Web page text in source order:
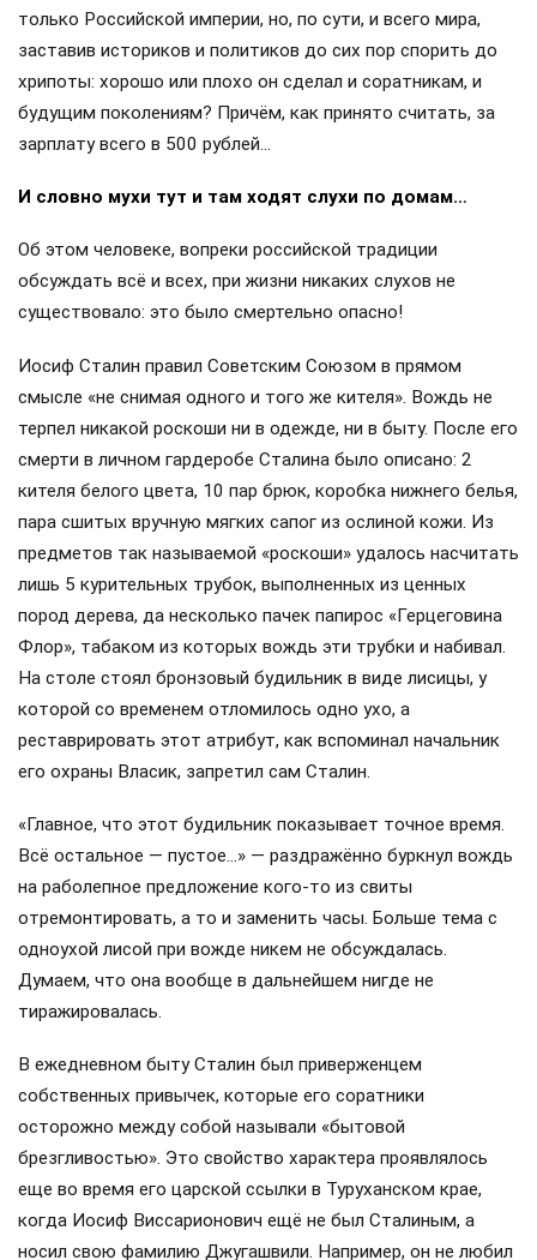
только Российской империи, но, по сути, и всего мира,
заставив историков и политиков до сих пор спорить до
хрипоты: хорошо или плохо он сделал и соратникам, и
будущим поколениям? Причём, как принято считать, за
зарплату всего в 500 рублей…
И словно мухи тут и там ходят слухи по домам…
Об этом человеке, вопреки российской традиции
обсуждать всё и всех, при жизни никаких слухов не
существовало: это было смертельно опасно!
Иосиф Сталин правил Советским Союзом в прямом
смысле «не снимая одного и того же кителя». Вождь не
терпел никакой роскоши ни в одежде, ни в быту. После его
смерти в личном гардеробе Сталина было описано: 2
кителя белого цвета, 10 пар брюк, коробка нижнего белья,
пара сшитых вручную мягких сапог из ослиной кожи. Из
предметов так называемой «роскоши» удалось насчитать
лишь 5 курительных трубок, выполненных из ценных
пород дерева, да несколько пачек папирос «Герцеговина
Флор», табаком из которых вождь эти трубки и набивал.
На столе стоял бронзовый будильник в виде лисицы, у
которой со временем отломилось одно ухо, а
реставрировать этот атрибут, как вспоминал начальник
его охраны Власик, запретил сам Сталин.
«Главное, что этот будильник показывает точное время.
Всё остальное — пустое…» — раздражённо буркнул вождь
на раболепное предложение кого-то из свиты
отремонтировать, а то и заменить часы. Больше тема с
одноухой лисой при вожде никем не обсуждалась.
Думаем, что она вообще в дальнейшем нигде не
тиражировалась.
В ежедневном быту Сталин был приверженцем
собственных привычек, которые его соратники
осторожно между собой называли «бытовой
брезгливостью». Это свойство характера проявлялось
еще во время его царской ссылки в Туруханском крае,
когда Иосиф Виссарионович ещё не был Сталиным, а
носил свою фамилию Джугашвили. Например, он не любил